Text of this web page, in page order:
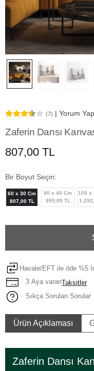
(7) | Yorum Yap
Zaferin Dansı
807,00 TL
Bir Boyut Seçin:
60 x 30 Cm
807,00 TL
80 x 40 Cm
999,00 TL
100 x
Havale/EFT ile öde %5
3 Aya varanTaksitler
Sıkça Sorulan Sorular
Ürün Açıklaması
Zaferin Dansı